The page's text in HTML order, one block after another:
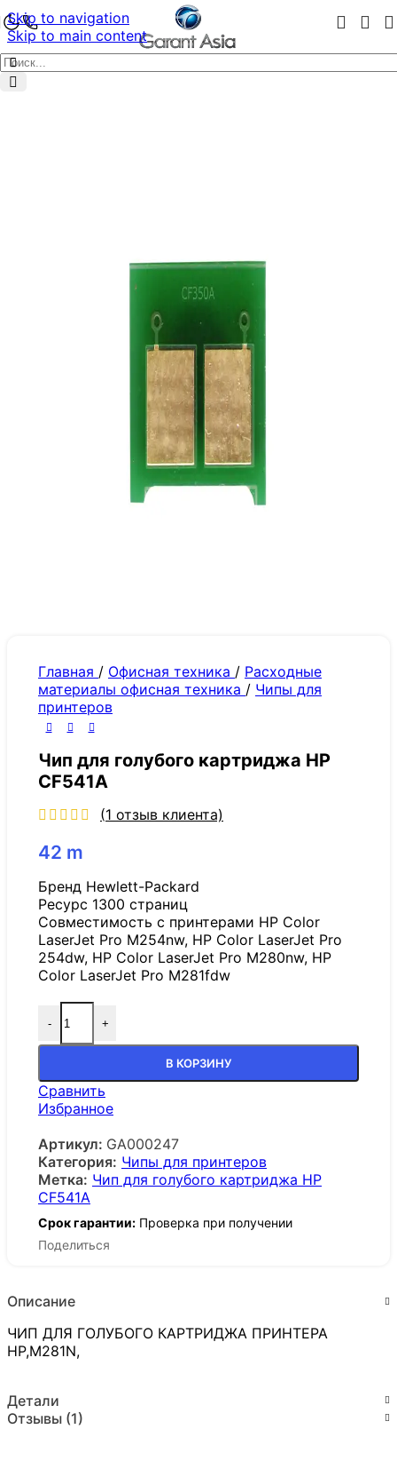
Skip to navigation
Skip to main content
Главная / Офисная техника / Расходные
материалы офисная техника / Чипы для
принтеров
Чип для голубого картриджа HP
CF541A
(1 отзыв клиента)
42 m
Бренд Hewlett-Packard
Ресурс 1300 страниц
Совместимость с принтерами HP Color
LaserJet Pro M254nw, HP Color LaserJet Pro
254dw, HP Color LaserJet Pro M280nw, HP
Color LaserJet Pro M281fdw
- +
В КОРЗИНУ
Сравнить
Избранное
Артикул: GA000247
Категория: Чипы для принтеров
Метка: Чип для голубого картриджа HP
CF541A
Срок гарантии: Проверка при получении
Поделиться
Описание
ЧИП ДЛЯ ГОЛУБОГО КАРТРИДЖА ПРИНТЕРА
HP,M281N,
Детали
Отзывы (1)